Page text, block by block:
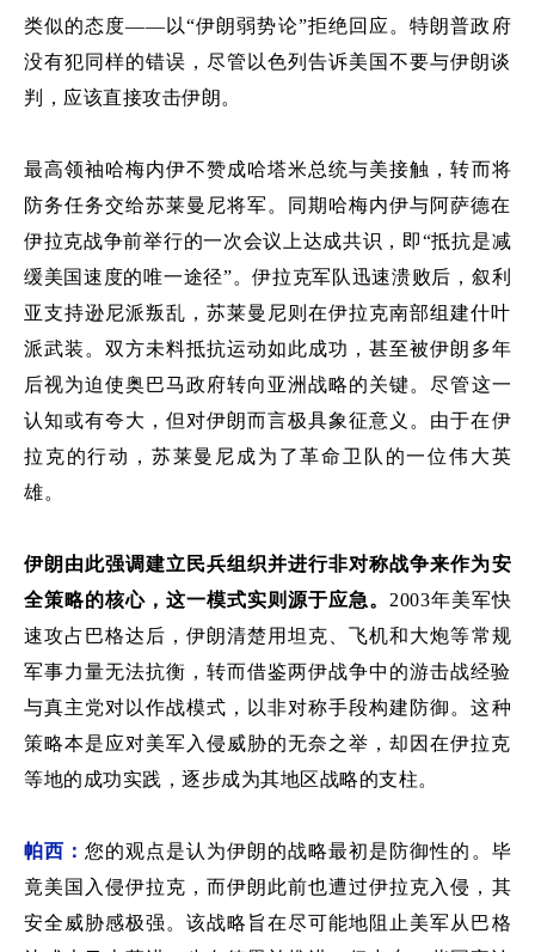
类似的态度—— 以“伊朗弱势论”拒绝回应。特朗普政府
没有犯同样的错误，尽管以色列告诉美国不要与伊朗谈
判，应该直接攻击伊朗。
最高领袖哈梅内伊不赞成哈塔米总统与美接触，转而将
防务任务交给苏莱曼尼将军。同期哈梅内伊与阿萨德在
伊拉克战争前举行的一次会议上达成共识 ，即“抵抗是减
缓美国速度的唯一途径”。伊拉克军队迅速溃败后，叙利
亚支持逊尼派叛乱，苏莱曼尼则在伊拉克南部组建什叶
派武装 。双方未料抵抗运动如此成功，甚至被伊朗 多年
后视为迫使奥巴马政府转向亚洲战略的关键。尽管这一
认知或有夸大，但对伊朗而言极具象征意义。 由于在伊
拉克的行动， 苏莱曼尼 成为 了革命卫队 的一位伟大英
雄。
伊朗 由此强调建立民兵组织并进行非对称战争来作为安
全策略的核心， 这一模式实则源于应急。 2003年美军快
速攻占巴格达后，伊朗清楚用坦克、飞机和大炮等常规
军事力量无法抗衡，转而借鉴两伊战争中的游击战经验
与真主党对以作战模式，以非对称手段构建防御。这种
策略本是应对美军入侵威胁的无奈之举，却因在伊拉克
等地的成功实践，逐步成为其地区战略的支柱。
帕西：您的观点是认为伊朗的战略最初是防御性的 。 毕
竟美国入侵伊拉克，而伊朗此前也遭过伊拉克入侵， 其
安全威胁感极强。该战略旨在尽可能地阻止美军从巴格